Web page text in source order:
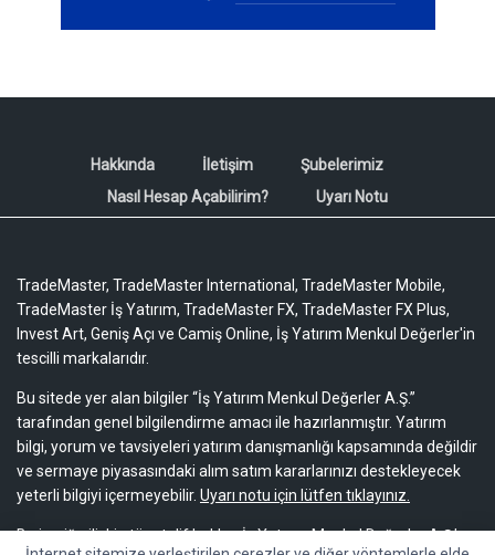
Hakkında İletişim
Şubelerimiz
Nasıl Hesap Açabilirim?
Uyarı Notu
TradeMaster, TradeMaster International, TradeMaster Mobile,
TradeMaster İş Yatırım, TradeMaster FX, TradeMaster FX Plus,
Invest Art, Geniş Açı ve Camiş Online, İş Yatırım Menkul Değerler'in
tescilli markalarıdır.
Bu sitede yer alan bilgiler “İş Yatırım Menkul Değerler A.Ş.”
tarafından genel bilgilendirme amacı ile hazırlanmıştır. Yatırım
bilgi, yorum ve tavsiyeleri yatırım danışmanlığı kapsamında değildir
ve sermaye piyasasındaki alım satım kararlarınızı destekleyecek
yeterli bilgiyi içermeyebilir. Uyarı notu için lütfen tıklayınız.
Bu içeriğe ilişkin tüm telif hakları İş Yatırım Menkul Değerler A.Ş.’ye